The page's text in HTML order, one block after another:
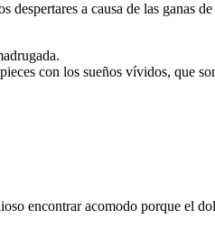
a causa de las ganas
con los sueños vívidos, que
encontrar acomodo porque el